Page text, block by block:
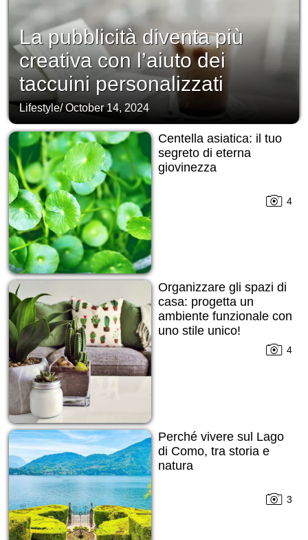
La pubblicità diventa più
creativa con l’aiuto dei
taccuini personalizzati
Lifestyle/October 14, 2024
Centella asiatica: il tuo
segreto di eterna
giovinezza
4
Organizzare gli spazi di
casa: progetta un
ambiente funzionale con
uno stile unico!
4
Perché vivere sul Lago
di Como, tra storia e
natura
3